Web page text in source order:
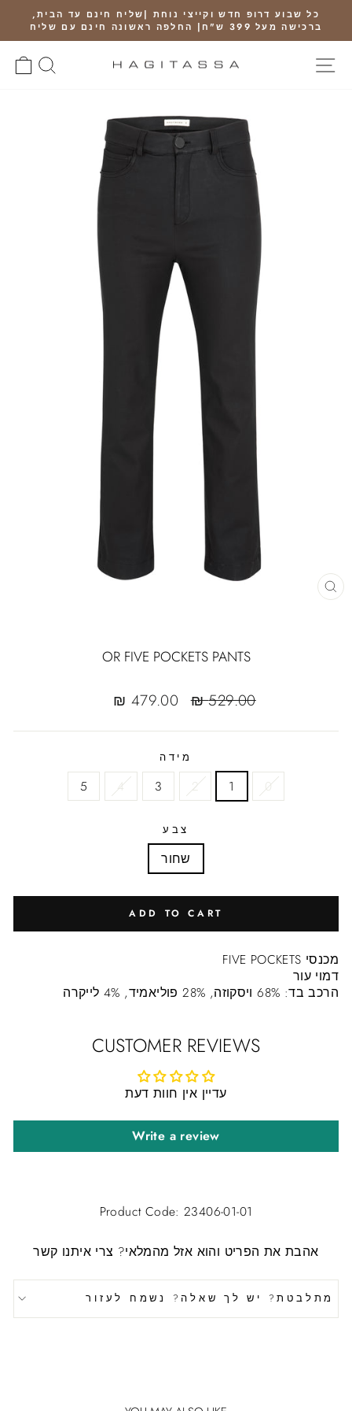
content
Pause
כל שבוע דרופ חדש וקייצי נוחת |שליח חינם עד הבית,
ברכישה מעל 399 ש"ח| החלפה ראשונה חינם עם שליח
SITE NAVIGATION חיפוש
OR FIVE POCKETS PANTS
Regular
529.00 ₪
Sale
479.00 ₪
מידה
0
1
2
3
4
5
צבע
שחור
ADD TO CART
מכנסי FIVE POCKETS
דמוי עור
הרכב בד: 68% ויסקוזה, 28% פוליאמיד, 4% לייקרה
CUSTOMER REVIEWS
עדיין אין חוות דעת
Write a review
Product Code: 23406-01-01
אהבת את הפריט והוא אזל מהמלאי? צרי איתנו קשר
מתלבטת? יש לך שאלה? נשמח לעזור
CLOSE